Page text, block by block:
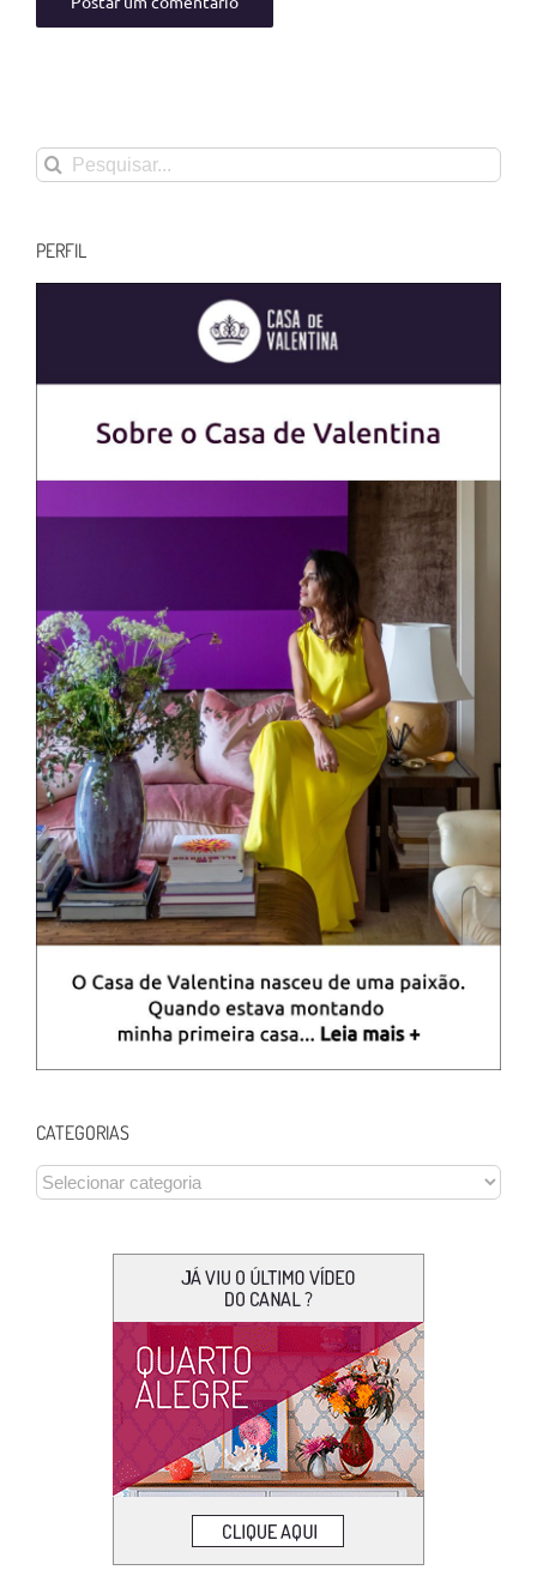
Buscar
resultados
PERFIL
CATEGORIAS
CATEGORIAS